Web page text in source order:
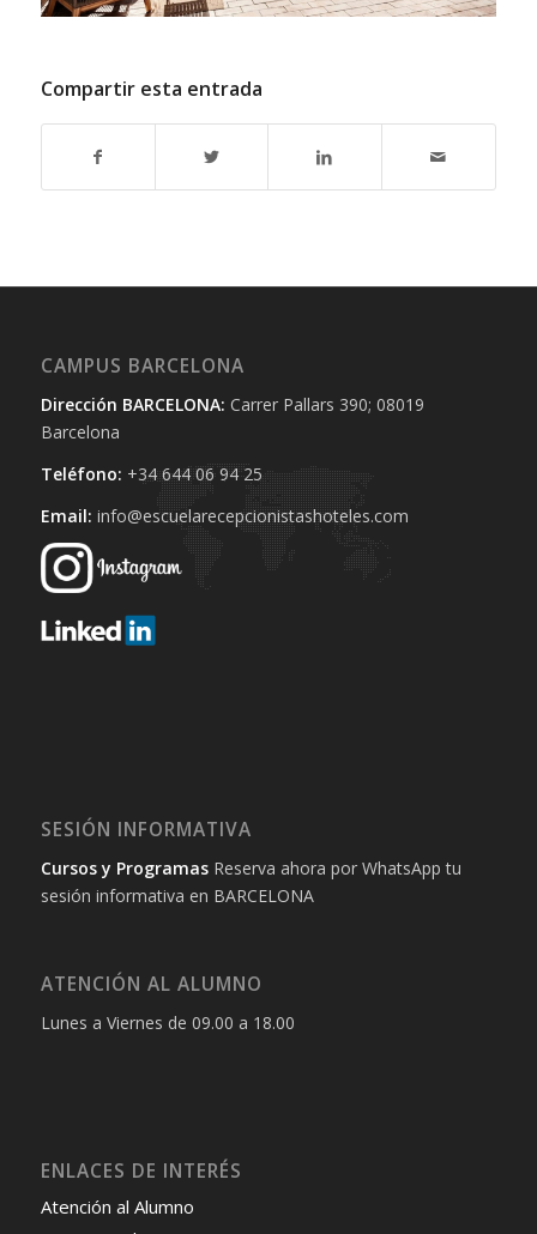
Compartir esta entrada
CAMPUS BARCELONA
Dirección BARCELONA: Carrer Pallars 390; 08019
Barcelona
Teléfono: +34 644 06 94 25‬
Email: info@escuelarecepcionistashoteles.com
SESIÓN INFORMATIVA
Cursos y ProgramasReserva ahora por WhatsApp tu
sesión informativa en BARCELONA
ATENCIÓN AL ALUMNO
Lunes a Viernes de 09.00 a 18.00
ENLACES DE INTERÉS
Atención al Alumno